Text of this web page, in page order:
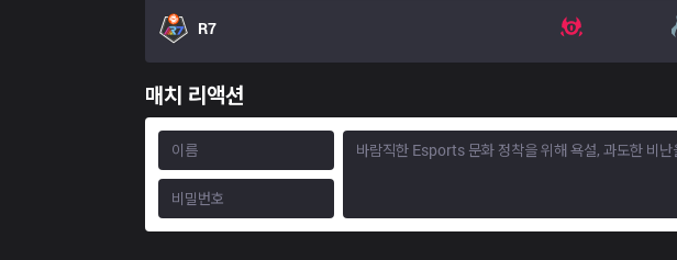
R7
매치 리액션